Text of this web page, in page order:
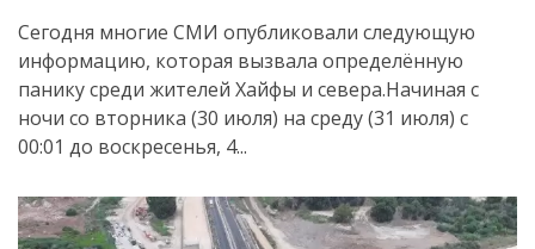
Сегодня многие СМИ опубликовали следующую
информацию, которая вызвала определённую
панику среди жителей Хайфы и севера.Начиная с
ночи со вторника (30 июля) на среду (31 июля) с
00:01 до воскресенья, 4...